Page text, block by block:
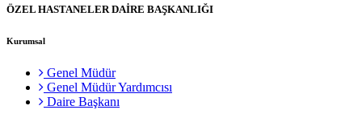
ÖZEL HASTANELER DAİRE BAŞKANLIĞI
Kurumsal
Genel Müdür
Genel Müdür Yardımcısı
Daire Başkanı